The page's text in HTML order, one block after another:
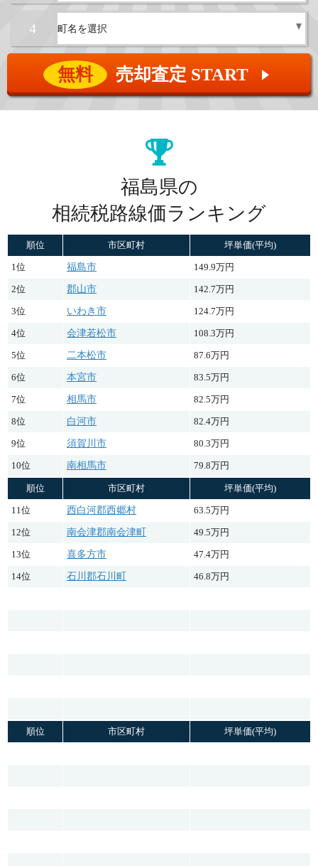
4
無料 売却査定 START ▲
福島県の
相続税路線価ランキング
順位 市区町村 坪単価(平均)
1位 福島市 149.9万円
2位 郡山市 142.7万円
3位 いわき市 124.7万円
4位 会津若松市 108.3万円
5位 二本松市 87.6万円
6位 本宮市 83.5万円
7位 相馬市 82.5万円
8位 白河市 82.4万円
9位 須賀川市 80.3万円
10位 南相馬市 79.8万円
順位 市区町村 坪単価(平均)
11位 西白河郡西郷村 63.5万円
12位 南会津郡南会津町 49.5万円
13位 喜多方市 47.4万円
14位 石川郡石川町 46.8万円
順位 市区町村 坪単価(平均)